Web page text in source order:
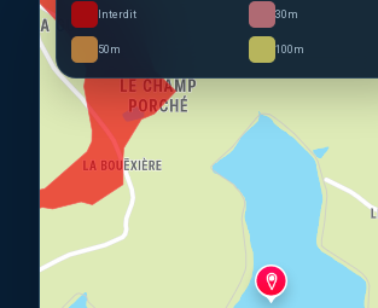
Interdit 30m
50m 100m